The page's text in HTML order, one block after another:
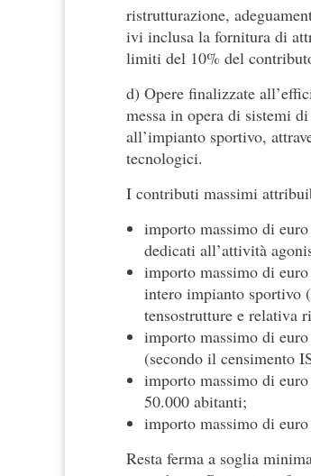
ristrutturazione,
ivi inclusa la fornitura di
limiti del 10% del
d) Opere finalizzate
messa in opera di sistemi di
all’impianto sportivo,
tecnologici.
I contributi massimi
importo massimo di
dedicati all’attività
importo massimo di
intero impianto sportivo
tensostrutture e relativa
importo massimo di
(secondo il censimento
importo massimo di
50.000 abitanti;
importo massimo di
Resta ferma a soglia